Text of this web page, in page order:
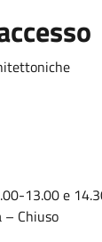
13.00 e
– Chiuso